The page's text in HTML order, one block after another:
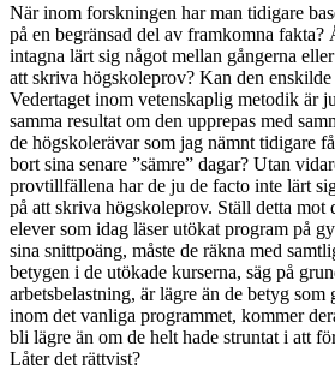
När inom forskningen har man tidigare
på en begränsad del av framkomna fakta?
intagna lärt sig något mellan gångerna
att skriva högskoleprov? Kan den enskilde
Vedertaget inom vetenskaplig metodik är
samma resultat om den upprepas med
de högskolerävar som jag nämnt tidigare
bort sina senare ”sämre” dagar? Utan
provtillfällena har de ju de facto inte lärt
på att skriva högskoleprov. Ställ detta mot
elever som idag läser utökat program på
sina snittpoäng, måste de räkna med
betygen i de utökade kurserna, säg på
arbetsbelastning, är lägre än de betyg som
inom det vanliga programmet, kommer
bli lägre än om de helt hade struntat i att
Låter det rättvist?